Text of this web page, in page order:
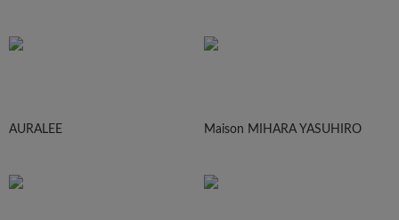
AURALEE Maison MIHARA YASUHIRO